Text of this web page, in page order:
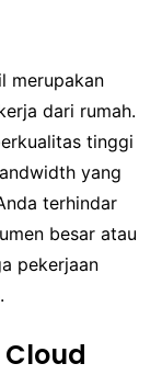
merupakan
dari rumah.
tinggi
yang
terhindar
besar atau
pekerjaan